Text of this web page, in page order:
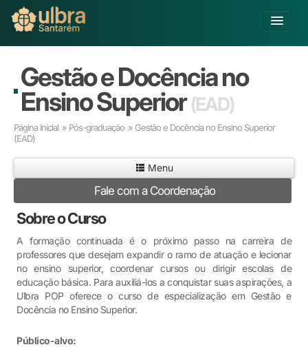
Buscar
Já sou Aluno
Educação a Distância
Pesquisa
Extensão
Infraestrutura e Serviços
Inovação
Sobre a ULBRA
Gestão e Docência no
Ensino Superior(EAD)
Página Inicial » Pós-graduação » Gestão e Docência no Ensino Superior
(EAD)
Menu
Fale com a Coordenação
Sobre o Curso
A formação continuada é o próximo passo na carreira de
professores que desejam expandir o ramo de atuação e lecionar
no ensino superior, coordenar cursos ou dirigir escolas de
educação básica. Para auxiliá-los a conquistar suas aspirações, a
Ulbra POP oferece o curso de especialização em Gestão e
Docência no Ensino Superior.
Público-alvo: